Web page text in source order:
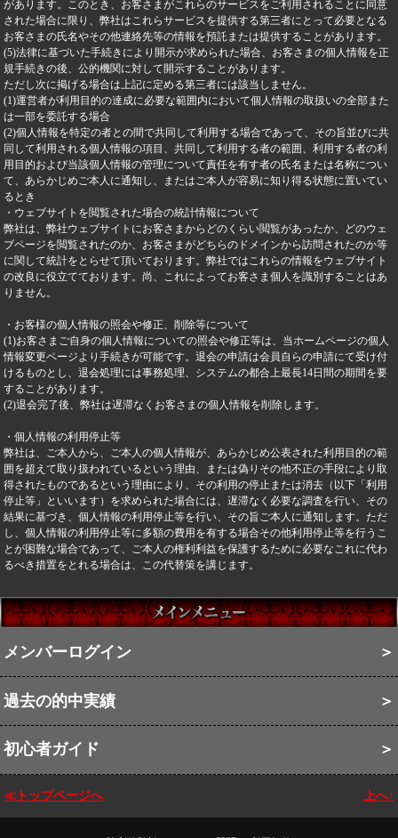
があります。このとき、お客さまがこれらのサービスをご利用されることに同意
された場合に限り、弊社はこれらサービスを提供する第三者にとって必要となる
お客さまの氏名やその他連絡先等の情報を預託または提供することがあります。
(5)法律に基づいた手続きにより開示が求められた場合、お客さまの個人情報を正
規手続きの後、公的機関に対して開示することがあります。
ただし次に掲げる場合は上記に定める第三者には該当しません。
(1)運営者が利用目的の達成に必要な範囲内において個人情報の取扱いの全部また
は一部を委託する場合
(2)個人情報を特定の者との間で共同して利用する場合であって、その旨並びに共
同して利用される個人情報の項目、共同して利用する者の範囲、利用する者の利
用目的および当該個人情報の管理について責任を有す者の氏名または名称につい
て、あらかじめご本人に通知し、またはご本人が容易に知り得る状態に置いてい
るとき
・ウェブサイトを閲覧された場合の統計情報について
弊社は、弊社ウェブサイトにお客さまからどのくらい閲覧があったか、どのウェ
ブページを閲覧されたのか、お客さまがどちらのドメインから訪問されたのか等
に関して統計をとらせて頂いております。弊社ではこれらの情報をウェブサイト
の改良に役立てております。尚、これによってお客さま個人を識別することはあ
りません。
・お客様の個人情報の照会や修正、削除等について
(1)お客さまご自身の個人情報についての照会や修正等は、当ホームページの個人
情報変更ページより手続きが可能です。退会の申請は会員自らの申請にて受け付
けるものとし、退会処理には事務処理、システムの都合上最長14日間の期間を要
することがあります。
(2)退会完了後、弊社は遅滞なくお客さまの個人情報を削除します。
・個人情報の利用停止等
弊社は、ご本人から、ご本人の個人情報が、あらかじめ公表された利用目的の範
囲を超えて取り扱われているという理由、または偽りその他不正の手段により取
得されたものであるという理由により、その利用の停止または消去（以下「利用
停止等」といいます）を求められた場合には、遅滞なく必要な調査を行い、その
結果に基づき、個人情報の利用停止等を行い、その旨ご本人に通知します。ただ
し、個人情報の利用停止等に多額の費用を有する場合その他利用停止等を行うこ
とが困難な場合であって、ご本人の権利利益を保護するために必要なこれに代わ
るべき措置をとれる場合は、この代替策を講じます。
メンバーログイン ＞
過去の的中実績 ＞
初心者ガイド ＞
上へ↑
≪トップページへ